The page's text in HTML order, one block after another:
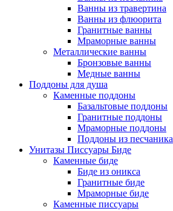
Ванны из травертина
Ванны из флюорита
Гранитные ванны
Мраморные ванны
Металлические ванны
Бронзовые ванны
Медные ванны
Поддоны для душа
Каменные поддоны
Базальтовые поддоны
Гранитные поддоны
Мраморные поддоны
Поддоны из песчаника
Унитазы Писсуары Биде
Каменные биде
Биде из оникса
Гранитные биде
Мраморные биде
Каменные писсуары